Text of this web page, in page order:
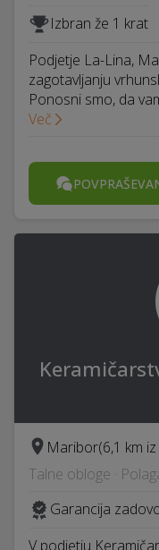
Izbran že 1 krat
Podjetje La-Lina,
zagotavljanju
Ponosni smo, da
Več
Maribor(6,1 km
Talne obloge ·
Garancija
V podjetju